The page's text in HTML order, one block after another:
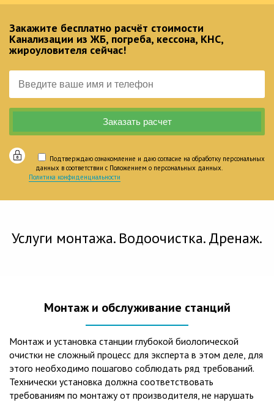
Закажите бесплатно расчёт стоимости
Канализации из ЖБ, погреба, кессона, КНС,
жироуловителя сейчас!
Подтверждаю ознакомление и даю согласие на обработку персональных
данных в соответствии с Положением о персональных данных.
Политика конфиденциальности
Услуги монтажа. Водоочистка. Дренаж.
Монтаж и обслуживание станций
Монтаж и установка станции глубокой биологической
очистки не сложный процесс для эксперта в этом деле, для
этого необходимо пошагово соблюдать ряд требований.
Технически установка должна соответствовать
требованиям по монтажу от производителя, не нарушать